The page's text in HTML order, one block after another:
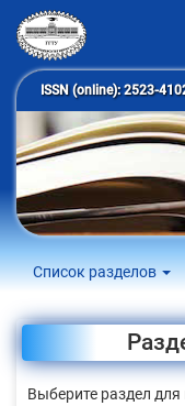
ISSN (online): 2523-
Список разделов
Выберите раздел